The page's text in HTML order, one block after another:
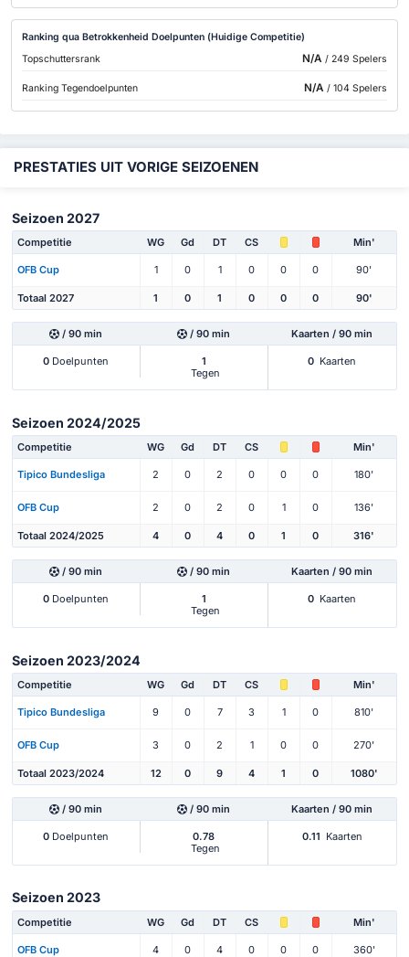
Ranking qua Betrokkenheid Doelpunten (Huidige Competitie)
Topschuttersrank
N/A / 249 Spelers
Ranking Tegendoelpunten N/A / 104 Spelers
PRESTATIES UIT VORIGE SEIZOENEN
Seizoen 2027
Competitie WG Gd DT CS Min'
OFB Cup 1 0 1 0 0 0 90'
Totaal 2027 1 0 1 0 0 0 90'
/ 90 min / 90 min Kaarten / 90 min
0 Doelpunten
1
Tegen
0 Kaarten
Seizoen 2024/2025
Competitie WG Gd DT CS Min'
Tipico Bundesliga 2 0 2 0 0 0 180'
OFB Cup 2 0 2 0 1 0 136'
Totaal 2024/2025 4 0 4 0 1 0 316'
/ 90 min / 90 min Kaarten / 90 min
0 Doelpunten
1
Tegen
0 Kaarten
Seizoen 2023/2024
Competitie WG Gd DT CS Min'
Tipico Bundesliga 9 0 7 3 1 0 810'
OFB Cup 3 0 2 1 0 0 270'
Totaal 2023/2024 12 0 9 4 1 0 1080'
/ 90 min / 90 min Kaarten / 90 min
0 Doelpunten
0.78
Tegen
0.11 Kaarten
Seizoen 2023
Competitie WG Gd DT CS Min'
OFB Cup 4 0 4 0 0 0 360'